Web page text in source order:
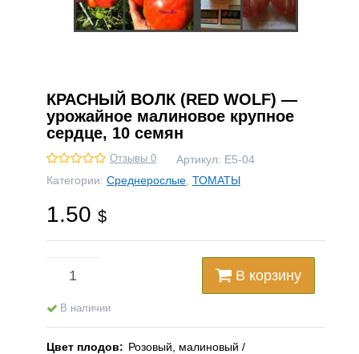
КРАСНЫЙ ВОЛК (RED WOLF) —
урожайное малиновое крупное
сердце, 10 семян
Отзывы 0 Артикул: Е5-04
Категории: Среднерослые ТОМАТЫ
1.50 $
В корзину
В наличии
Цвет плодов
Розовый, малиновый